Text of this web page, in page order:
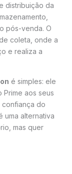
distribuição da
pós-venda. O
coleta, onde a
e realiza a
é simples: ele
aos seus
confiança do
uma alternativa
mas quer